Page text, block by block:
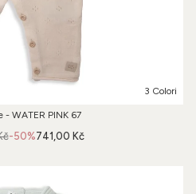
3 Colori
- WATER PINK 67
-50%741,00 Kč